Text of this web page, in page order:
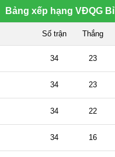
Bảng xếp hạng VĐQG Bỉ
Số trận Thắng
34 23
34 23
34 22
34 16